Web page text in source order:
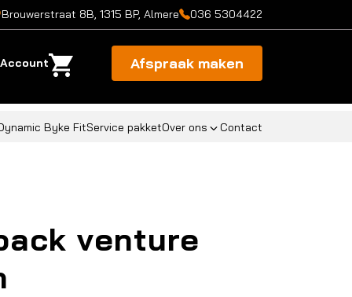
Brouwerstraat 8B, 1315 BP, Almere 036 5304422
Account Afspraak maken
Byke FitService pakketOver ons Contact
venture